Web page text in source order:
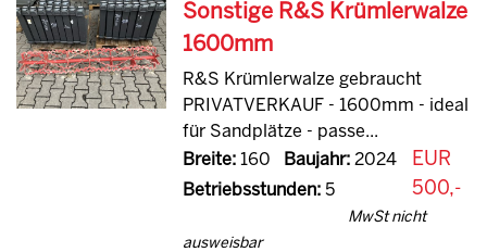
Sonstige R&S Krümlerwalze
1600mm
R&S Krümlerwalze gebraucht
PRIVATVERKAUF - 1600mm - ideal
für Sandplätze - passe...
Breite:160 Baujahr:2024
Betriebsstunden:5
EUR
500,-
MwSt nicht
ausweisbar